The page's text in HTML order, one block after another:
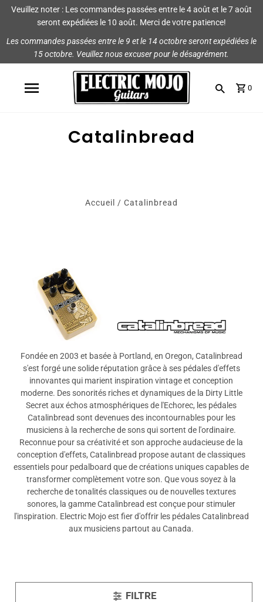
Magasiner
Amplis
Marques
AmpRX
Veuillez noter : Les commandes passées entre le 4 août et le 7 août
seront expédiées le 10 août. Merci de votre patience!
Les commandes passées entre le 9 et le 14 octobre seront expédiées le
15 octobre. Veuillez nous excuser pour le désagrément.
0
Catalinbread
Accueil / Catalinbread
Fondée en 2003 et basée à Portland, en Oregon, Catalinbread
s'est forgé une solide réputation grâce à ses pédales d'effets
innovantes qui marient inspiration vintage et conception
moderne. Des sonorités riches et dynamiques de la Dirty Little
Secret aux échos atmosphériques de l'Echorec, les pédales
Catalinbread sont devenues des incontournables pour les
musiciens à la recherche de sons qui sortent de l'ordinaire.
Reconnue pour sa créativité et son approche audacieuse de la
conception d'effets, Catalinbread propose autant de classiques
essentiels pour pedalboard que de créations uniques capables de
transformer complètement votre son. Que vous soyez à la
recherche de tonalités classiques ou de nouvelles textures
sonores, la gamme Catalinbread est conçue pour stimuler
l'inspiration. Electric Mojo est fier d'offrir les pédales Catalinbread
aux musiciens partout au Canada.
FILTRE